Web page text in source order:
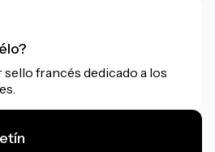
sello francés dedicado a los